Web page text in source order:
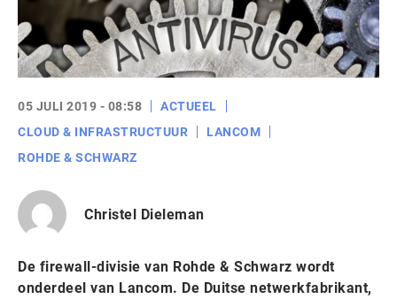
05 JULI 2019 - 08:58
ACTUEEL
CLOUD & INFRASTRUCTUUR
LANCOM
ROHDE & SCHWARZ
Christel Dieleman
De firewall-divisie van Rohde & Schwarz wordt
onderdeel van Lancom. De Duitse netwerkfabrikant,